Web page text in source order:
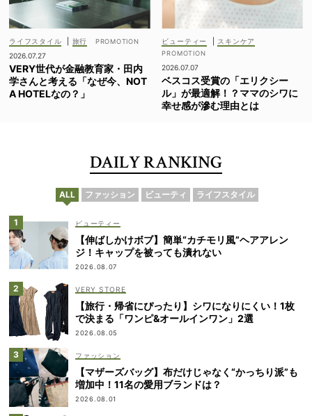
ライフスタイル
旅行
2026.07.27
VERY世代が金融教育家・田内
学さんと考える「なぜ今、NOT
A HOTELなの？」
ビューティー スキンケア
2026.07.07
ベスコス受賞の「エリクシー
ル」が最適解！？ママのシワに
幸せ感が滲む理由とは
DAILY RANKING
ALL ファッション ビューティ ライフスタイル
ビューティー
【伸ばしかけボブ】簡単“カチモリ風”ヘアアレン
ジ！キャップを被っても潰れない
2026.08.07
VERY STORE
【旅行・帰省にぴったり】シワになりにくい！1枚
で決まる「ワンピ&オールインワン」2選
2026.08.05
ファッション
【マザーズバッグ】布だけじゃなく“かっちり派”も
増加中！11名の愛用ブランドは？
2026.08.01